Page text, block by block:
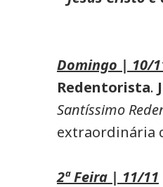
Domingo | 10/
Redentorista.
Santíssimo
extraordinária
2ª Feira | 11/11